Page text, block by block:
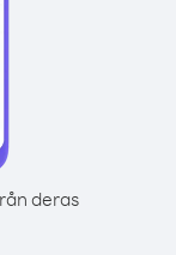
deras